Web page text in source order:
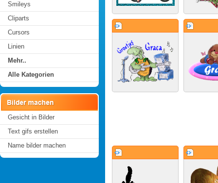
Smileys
Cliparts
Cursors
Linien
Mehr..
Alle Kategorien
Gesicht in Bilder
Text gifs erstellen
Name bilder machen